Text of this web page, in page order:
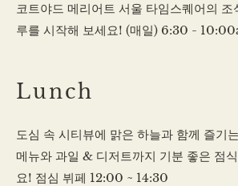
코트야드 메리어트 서울 타임스퀘어의
루를 시작해 보세요! (매일) 6:30 -
Lunch
도심 속 시티뷰에 맑은 하늘과 함께 즐기
메뉴와 과일 & 디저트까지 기분 좋은 점
요! 점심 뷔페 12:00 ~ 14:30